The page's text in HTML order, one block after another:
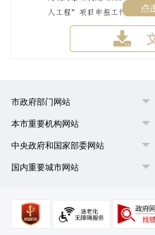
市政府部门网站
本市重要机构网站
中央政府和国家部委网站
国内重要城市网站